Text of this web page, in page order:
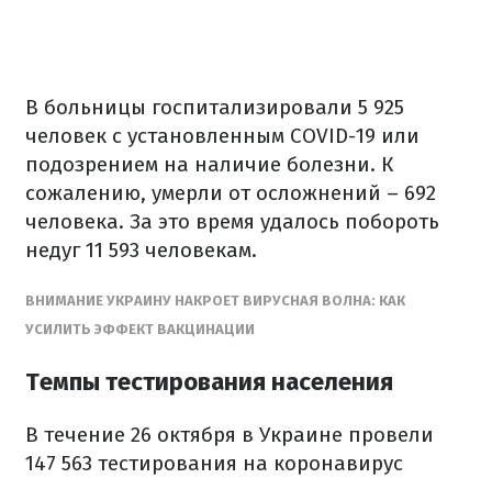
В больницы госпитализировали 5 925
человек с установленным COVID-19 или
подозрением на наличие болезни. К
сожалению, умерли от осложнений – 692
человека. За это время удалось побороть
недуг 11 593 человекам.
ВНИМАНИЕ УКРАИНУ НАКРОЕТ ВИРУСНАЯ ВОЛНА: КАК
УСИЛИТЬ ЭФФЕКТ ВАКЦИНАЦИИ
Темпы тестирования населения
В течение 26 октября в Украине провели
147 563 тестирования на коронавирус